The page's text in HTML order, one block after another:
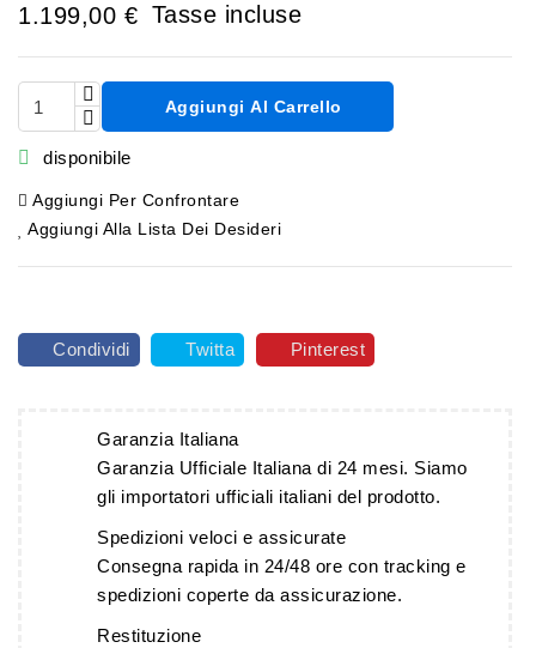
1.199,00 € Tasse incluse
Aggiungi Al Carrello
 disponibile
Aggiungi Per Confrontare
Aggiungi Alla Lista Dei Desideri
Condividi Twitta Pinterest
Garanzia Italiana
Garanzia Ufficiale Italiana di 24 mesi. Siamo
gli importatori ufficiali italiani del prodotto.
Spedizioni veloci e assicurate
Consegna rapida in 24/48 ore con tracking e
spedizioni coperte da assicurazione.
Restituzione